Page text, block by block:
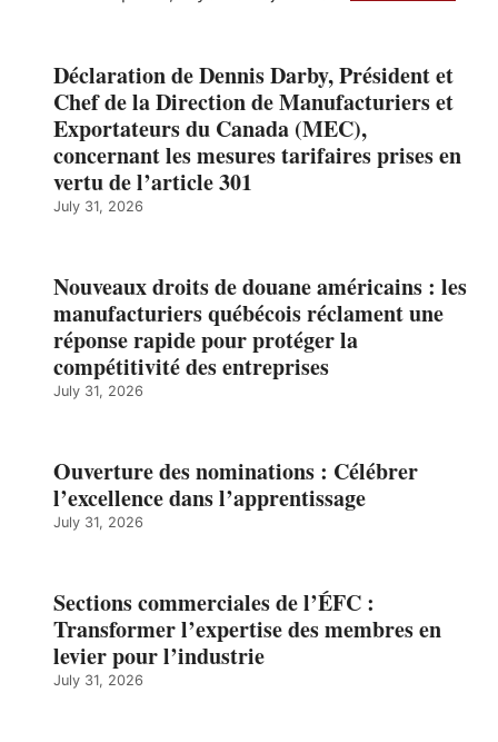
Déclaration de Dennis Darby, Président et
Chef de la Direction de Manufacturiers et
Exportateurs du Canada (MEC),
concernant les mesures tarifaires prises en
vertu de l’article 301
July 31, 2026
Nouveaux droits de douane américains : les
manufacturiers québécois réclament une
réponse rapide pour protéger la
compétitivité des entreprises
July 31, 2026
Ouverture des nominations : Célébrer
l’excellence dans l’apprentissage
July 31, 2026
Sections commerciales de l’ÉFC :
Transformer l’expertise des membres en
levier pour l’industrie
July 31, 2026